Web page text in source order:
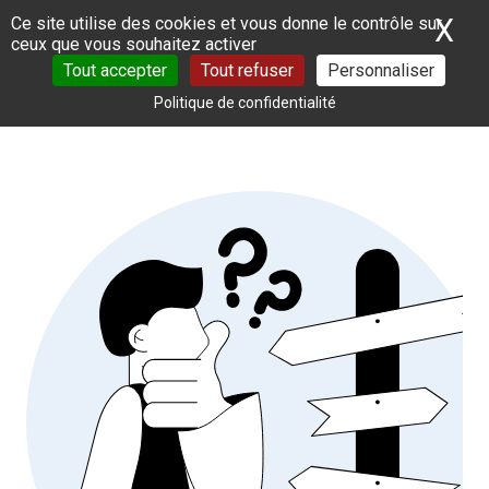
Panneau de gestion des cookies
Ce site utilise des cookies et vous donne le contrôle sur
ceux que vous souhaitez activer
Tout accepter
Tout refuser Personnaliser
Politique de confidentialité
X